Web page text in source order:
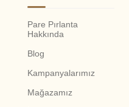
Pare Pırlanta
Hakkında
Blog
Kampanyalarımız
Mağazamız